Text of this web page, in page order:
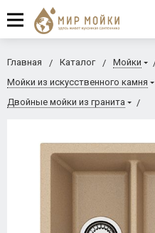
Главная Каталог
Мойки
Мойки из искусственного камня
Двойные мойки из гранита